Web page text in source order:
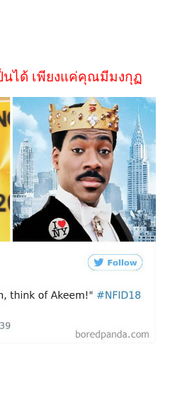
นได้ เพียงแค่คุณมีมงกุฏ